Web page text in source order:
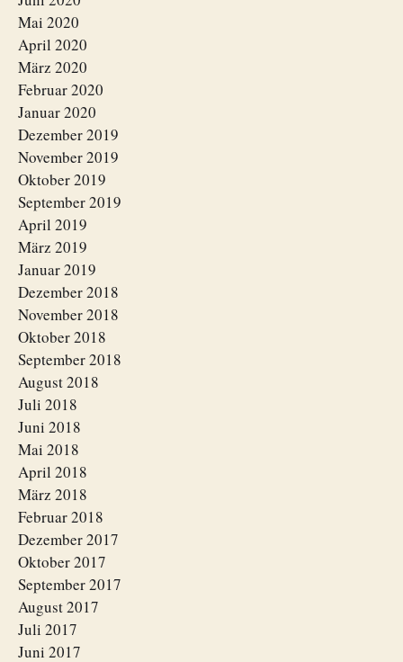
Mai 2020
April 2020
März 2020
Februar 2020
Januar 2020
Dezember 2019
November 2019
Oktober 2019
September 2019
April 2019
März 2019
Januar 2019
Dezember 2018
November 2018
Oktober 2018
September 2018
August 2018
Juli 2018
Juni 2018
Mai 2018
April 2018
März 2018
Februar 2018
Dezember 2017
Oktober 2017
September 2017
August 2017
Juli 2017
Juni 2017